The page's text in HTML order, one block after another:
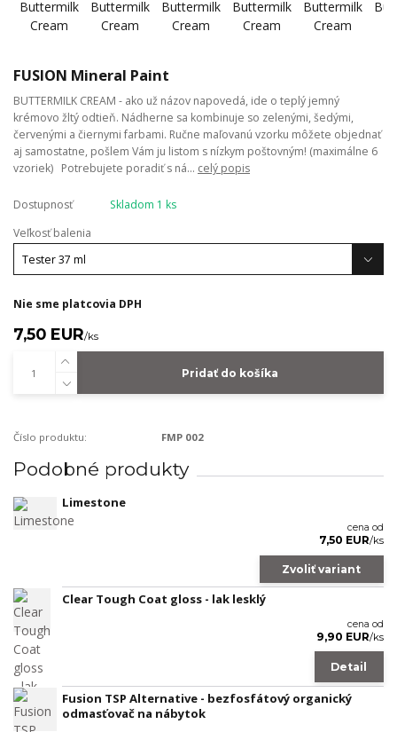
FUSION Mineral Paint
BUTTERMILK CREAM - ako už názov napovedá, ide o teplý jemný
krémovo žltý odtieň. Nádherne sa kombinuje so zelenými, šedými,
červenými a čiernymi farbami. Ručne maľovanú vzorku môžete objednať
aj samostatne, pošlem Vám ju listom s nízkym poštovným! (maximálne 6
vzoriek) Potrebujete poradiť s ná... celý popis
Dostupnosť
Skladom 1 ks
Veľkosť balenia
Nie sme platcovia DPH
7,50 EUR/ks
Pridať do košíka
Číslo produktu: FMP 002
Podobné produkty
Limestone
cena od
7,50 EUR/ks
Zvoliť variant
Clear Tough Coat gloss - lak lesklý
cena od
9,90 EUR/ks
Detail
Fusion TSP Alternative - bezfosfátový organický
odmasťovač na nábytok